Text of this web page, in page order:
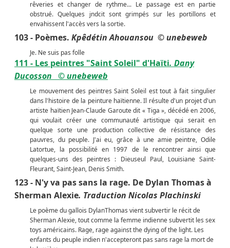
rêveries et changer de rythme... Le passage est en partie
obstrué. Quelques jndcit sont grimpés sur les portillons et
envahissent l'accès vers la sortie.
103 - Poèmes. Kpêdétin Ahouansou © unebeweb
Je. Ne suis pas folle
111 - Les peintres "Saint Soleil" d'Haïti. Dany
Ducosson © unebeweb
Le mouvement des peintres Saint Soleil est tout à fait singulier
dans l'histoire de la peinture haïtienne. Il résulte d'un projet d'un
artiste haïtien Jean-Claude Garoute dit « Tiga », décédé en 2006,
qui voulait créer une communauté artistique qui serait en
quelque sorte une production collective de résistance des
pauvres, du peuple. J'ai eu, grâce à une amie peintre, Odile
Latortue, la possibilité en 1997 de le rencontrer ainsi que
quelques-uns des peintres : Dieuseul Paul, Louisiane Saint-
Fleurant, Saint-Jean, Denis Smith.
123 - N'y va pas sans la rage. De Dylan Thomas à
Sherman Alexie. Traduction Nicolas Plachinski
Le poème du gallois DylanThomas vient subvertir le récit de
Sherman Alexie, tout comme la femme indienne subvertit les sex
toys américains. Rage, rage against the dying of the light. Les
enfants du peuple indien n'accepteront pas sans rage la mort de